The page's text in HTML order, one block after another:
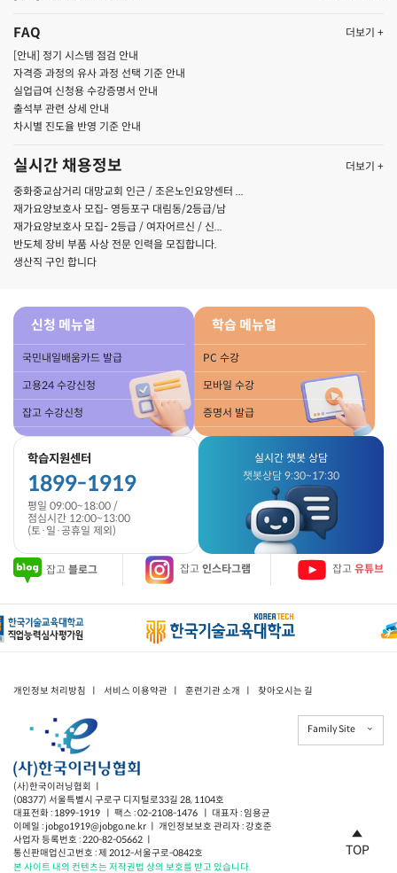
FAQ
더보기 +
[안내] 정기 시스템 점검 안내
자격증 과정의 유사 과정 선택 기준 안내
실업급여 신청용 수강증명서 안내
출석부 관련 상세 안내
차시별 진도율 반영 기준 안내
실시간 채용정보
더보기 +
중화중교삼거리 대망교회 인근 / 조은노인요양센터 ...
재가요양보호사 모집- 영등포구 대림동/2등급/남
재가요양보호사 모집- 2등급 / 여자어르신 / 신...
반도체 장비 부품 사상 전문 인력을 모집합니다.
생산직 구인 합니다
신청 메뉴얼
국민내일배움카드 발급
고용24 수강신청
잡고 수강신청
학습 메뉴얼
PC 수강
모바일 수강
증명서 발급
학습지원센터
1899-1919
평일 09:00~18:00 /
점심시간 12:00~13:00
(토·일·공휴일 제외)
실시간 챗봇 상담
챗봇상담 9:30~17:30
잡고 블로그 잡고 인스타그램 잡고 유튜브
개인정보 처리방침 서비스 이용약관 훈련기관 소개 찾아오시는 길
(사)한국이러닝협회 ㅣ
(08377) 서울특별시 구로구 디지털로33길 28, 1104호
대표전화 : 1899-1919 ㅣ 팩스 : 02-2108-1476 ㅣ 대표자 : 임용균
이메일 : jobgo1919@jobgo.ne.kr ㅣ 개인정보보호 관리자 : 강호준
사업자 등록번호 : 220-82-05662 ㅣ
통신판매업신고번호 : 제 2012-서울구로-0842호
본 사이트 내의 컨텐츠는 저작권법 상의 보호를 받고 있습니다.
TOP
Family Site